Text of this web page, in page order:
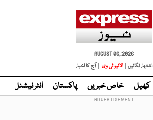
AUGUST 06, 2026
اشتہار لگائیں |
لائیو ٹی وی | آج کا اخبار
کھیل خاص خبریں پاکستان انٹر نیشنل